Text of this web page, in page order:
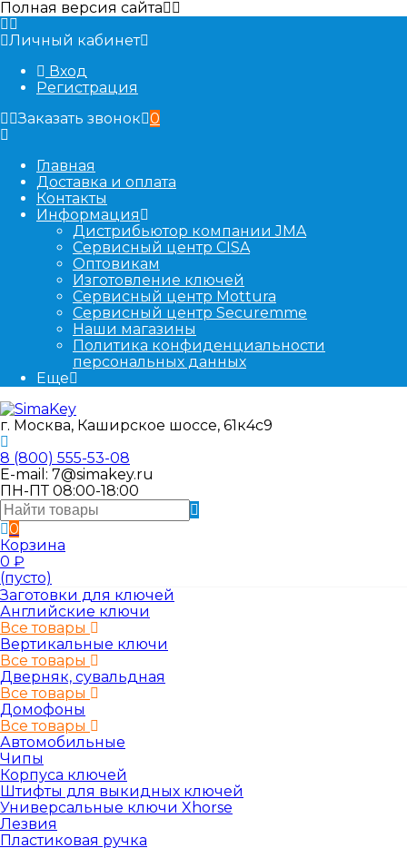
Полная версия сайта
Личный кабинет
Вход
Регистрация
Заказать звонок 0
Главная
Доставка и оплата
Контакты
Информация
Дистрибьютор компании JMA
Сервисный центр CISA
Оптовикам
Изготовление ключей
Сервисный центр Mottura
Сервисный центр Securemme
Наши магазины
Политика конфиденциальности
персональных данных
Еще
г. Москва, Каширское шоссе, 61к4с9
8 (800) 555-53-08
E-mail: 7@simakey.ru
ПН-ПТ 08:00-18:00
0
Корзина
0 ₽
(пусто)
Заготовки для ключей
Английские ключи
Все товары
Вертикальные ключи
Все товары
Дверняк, сувальдная
Все товары
Домофоны
Все товары
Автомобильные
Чипы
Корпуса ключей
Штифты для выкидных ключей
Универсальные ключи Xhorse
Лезвия
Пластиковая ручка